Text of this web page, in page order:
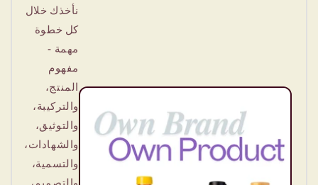
نأخذك خلال
كل خطوة
مهمة -
مفهوم
المنتج،
والتركيبة،
والتوثيق،
والشهادات،
والتسمية،